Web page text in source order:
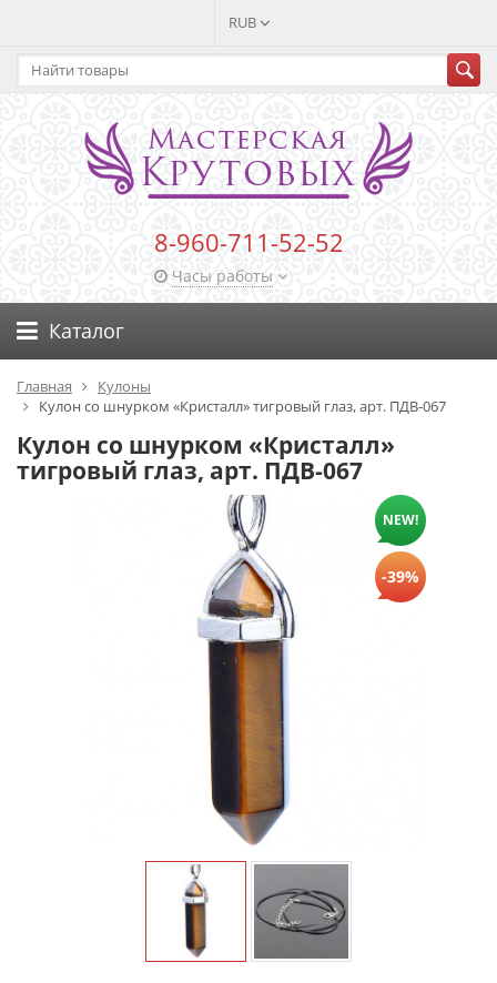
RUB
8-960-711-52-52
Часы работы
Каталог
Главная
Кулоны
Кулон со шнурком «Кристалл» тигровый глаз, арт. ПДВ-067
Кулон со шнурком «Кристалл»
тигровый глаз, арт. ПДВ-067
NEW!
-39%